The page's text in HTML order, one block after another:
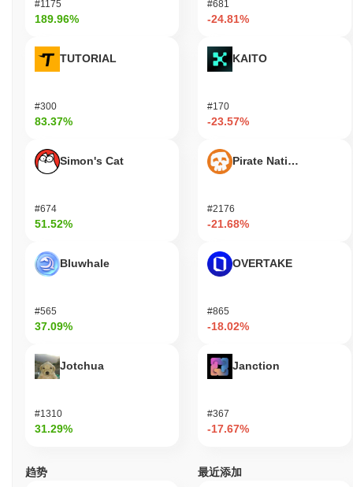
市场洞察
我在哪里可以购买 Wet Ass Pussy (WAP)?
Wet Ass Pussy (WAP) 在 centralized 加密货币交易所广泛可用。
超过
截至过去24小时,Wet Ass Pussy 的交易量为CN¥61.48.
历史最高价(ATH):
历史最低价(ATL):
Wet Ass Pussy 目前的交易价格低于其ATH~99.37%.
Wet Ass Pussy 的市值约为 CN¥163,529.00
名第 2582 位。该数字是根据其 999 719 488 个 WAP 代币的流通
与更广泛的加密市场相比,Wet Ass Pussy 的表现如
在过去7天里,Wet Ass Pussy 上涨了 0.00%
场 其上涨了
。这表明相对于更广泛的市场势头,WAP 的价格
#1175
189.96%
TUTORIAL
#300
83.37%
Simon's Cat
#674
51.52%
Bluwhale
#565
37.09%
Jotchua
#1310
31.29%
#681
-24.81%
KAITO
#170
-23.57%
Pirate Nation Token
#2176
-21.68%
OVERTAKE
#865
-18.02%
Janction
#367
-17.67%
趋势 最近添加